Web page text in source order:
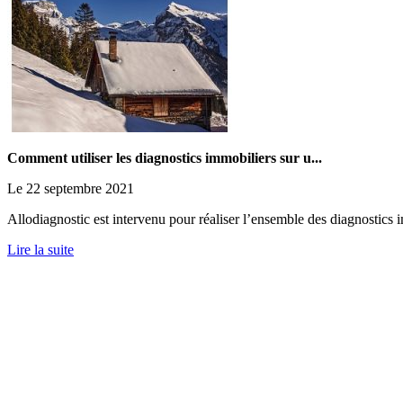
Comment utiliser les diagnostics immobiliers sur u...
Le 22 septembre 2021
Allodiagnostic est intervenu pour réaliser l’ensemble des
Lire la suite